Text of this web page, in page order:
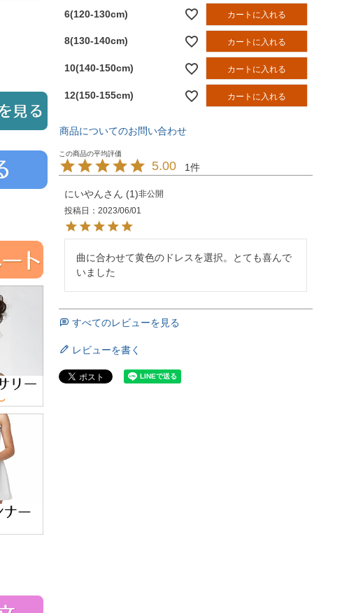
6(120-130cm) カートに入れる
8(130-140cm) カートに入れる
10(140-150cm) カートに入れる
12(150-155cm) カートに入れる
商品についてのお問い合わせ
5.00 1
にいやん 1 非公開
投稿日
2023/06/01
曲に合わせて黄色のドレスを選択。とても喜んで
いました
すべてのレビューを見る
レビューを書く